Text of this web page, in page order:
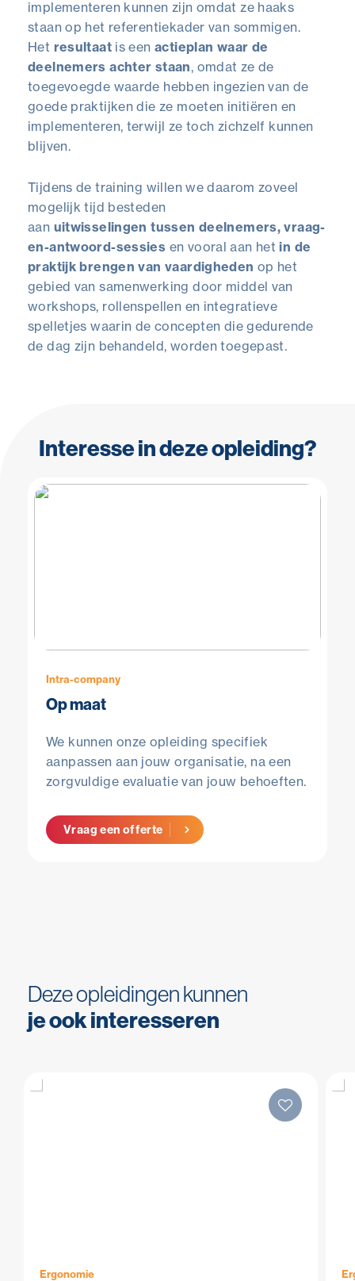
implementeren kunnen zijn omdat ze haaks
staan op het referentiekader van sommigen.
Het resultaatis een actieplan waar de
deelnemers achter staan, omdat ze de
toegevoegde waarde hebben ingezien van de
goede praktijken die ze moeten initiëren en
implementeren, terwijl ze toch zichzelf kunnen
blijven.
Tijdens de training willen we daarom zoveel
mogelijk tijd besteden
aan uitwisselingen tussen deelnemers, vraag-
en-antwoord-sessies en vooral aan hetin de
praktijk brengen van vaardigheden op het
gebied van samenwerking door middel van
workshops, rollenspellen en integratieve
spelletjes waarin de concepten die gedurende
de dag zijn behandeld, worden toegepast.
Interesse in deze opleiding?
Intra-company
Op maat
We kunnen onze opleiding specifiek
aanpassen aan jouw organisatie, na een
zorgvuldige evaluatie van jouw behoeften.
Vraag een offerte
Deze opleidingen kunnen
je ook interesseren
Ergonomie